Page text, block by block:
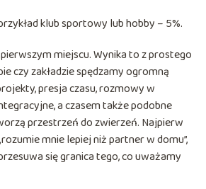
klub sportowy lub hobby – 5%.
miejscu. Wynika to z prostego
czy zakładzie spędzamy ogromną
presja czasu, rozmowy w
a czasem także podobne
przestrzeń do zwierzeń. Najpierw
mnie lepiej niż partner w domu”,
się granica tego, co uważamy